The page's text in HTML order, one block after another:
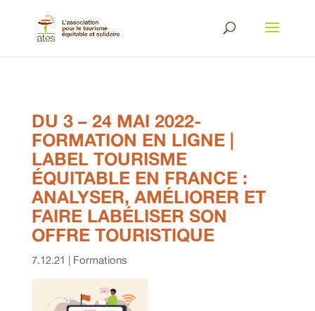
DU 3 – 24 MAI 2022-
FORMATION EN LIGNE |
LABEL TOURISME
ÉQUITABLE EN FRANCE :
ANALYSER, AMÉLIORER ET
FAIRE LABÉLISER SON
OFFRE TOURISTIQUE
7.12.21 | Formations